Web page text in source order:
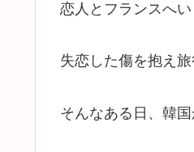
恋人とフランスへ
失恋した傷を抱え
そんなある日、韓